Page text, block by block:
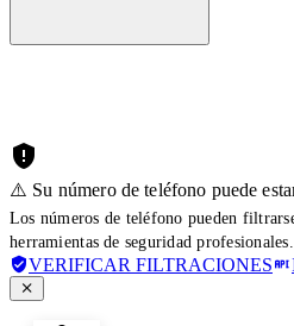
⚠️ Su número de teléfono puede
Los números de teléfono pueden
herramientas de seguridad profesionales.
VERIFICAR FILTRACIONES